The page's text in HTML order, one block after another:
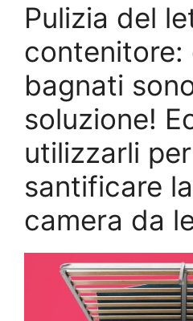
Pulizia del
contenitore:
bagnati
soluzione!
utilizzarli per
santificare
camera da